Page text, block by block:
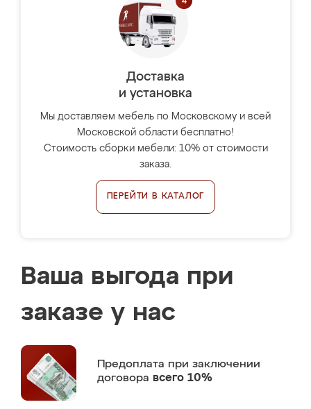
Доставка
и установка
Мы доставляем мебель по Московскому и всей
Московской области бесплатно!
Стоимость сборки мебели: 10% от стоимости
заказа.
ПЕРЕЙТИ В КАТАЛОГ
Ваша выгода при
заказе у нас
Предоплата при заключении
договора всего 10%